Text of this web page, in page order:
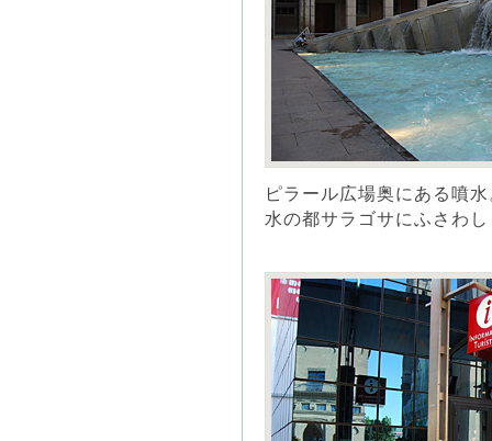
ピラール広場奥にある噴
水の都サラゴサにふさわ